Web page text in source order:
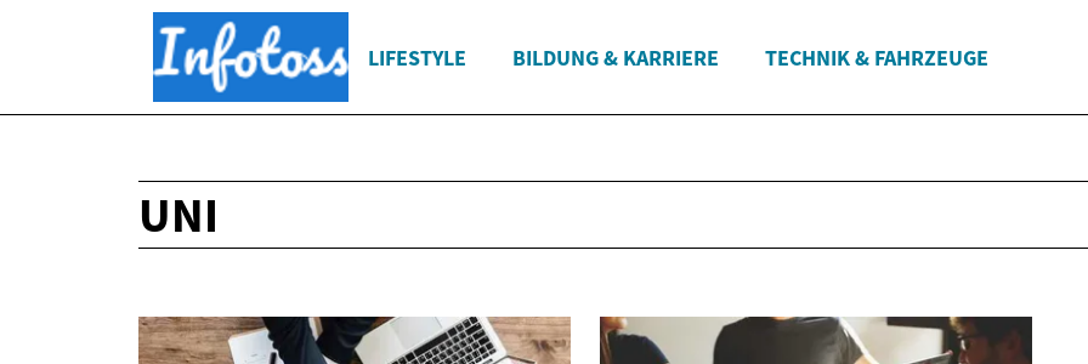
LIFESTYLE BILDUNG & KARRIERE TECHNIK & FAHRZEUGE
UNI